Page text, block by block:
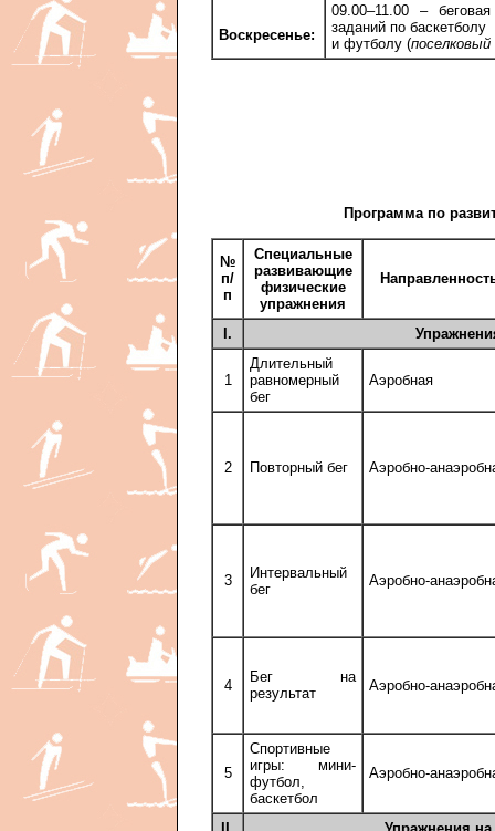
Воскресенье:
09.00–11.00 –
заданий по баскетболу
и футболу (
Программа по
№
п/
п
Специальные
развивающие
физические
упражнения
I.
1
Длительный
равномерный
бег
Аэробная
2 Повторный бег Аэробно-
3
Интервальный
бег
Аэробно-
4
Бег на
результат
Аэробно-
5
Спортивные
игры: мини-
футбол,
баскетбол
Аэробно-